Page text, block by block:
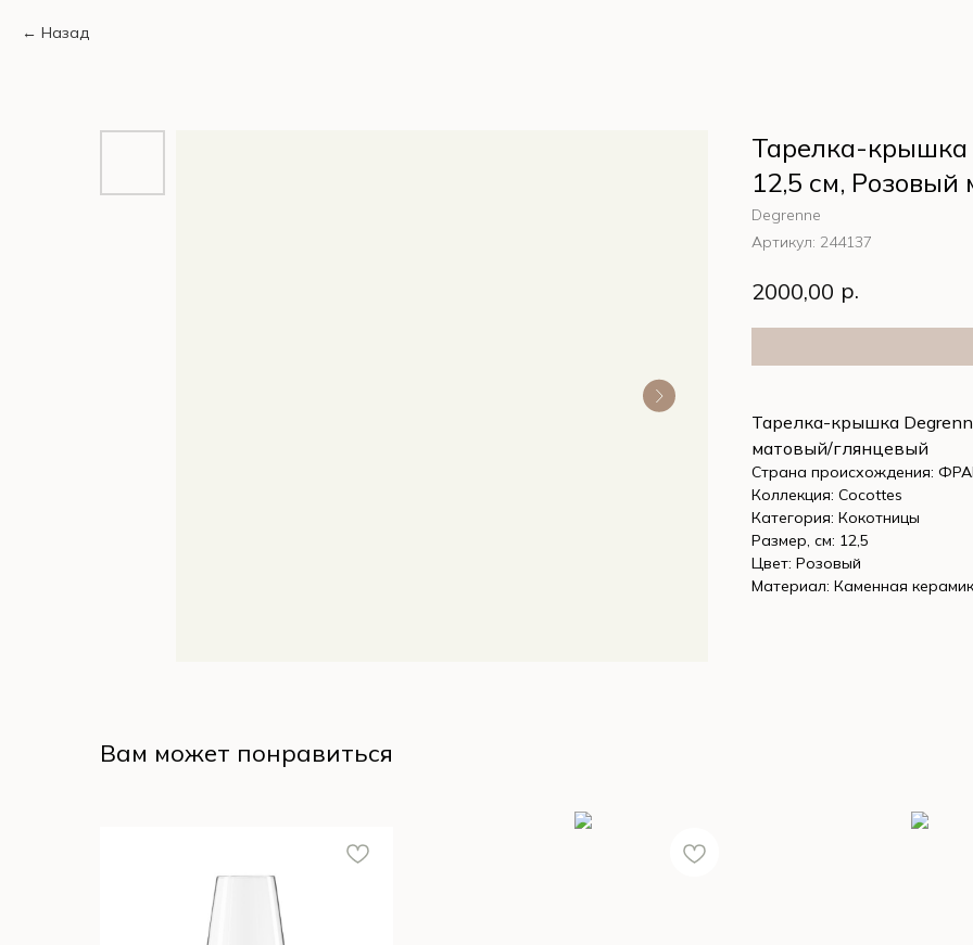
Назад
Тарелка-крышка
12,5 см,
Degrenne
Артикул: 244137
2000,00 р.
Тарелка-крышка
матовый/глянцевый
Страна происхождения:
Коллекция: Cocottes
Категория: Кокотницы
Размер, см: 12,5
Цвет: Розовый
Материал: Каменная
Вам может понравиться